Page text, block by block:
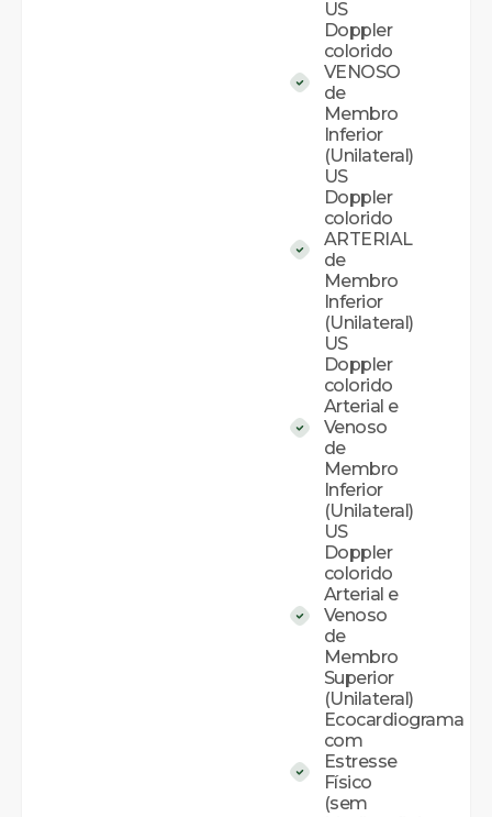
US
Doppler
colorido
VENOSO
de
Membro
Inferior
(Unilateral)
US
Doppler
colorido
ARTERIAL
de
Membro
Inferior
(Unilateral)
US
Doppler
colorido
Arterial e
Venoso
de
Membro
Inferior
(Unilateral)
US
Doppler
colorido
Arterial e
Venoso
de
Membro
Superior
(Unilateral)
Ecocardiograma
com
Estresse
Físico
(sem